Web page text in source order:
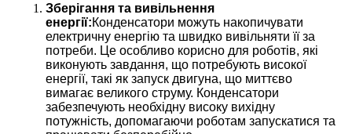
Зберігання та вивільнення
енергії:Конденсатори можуть накопичувати
електричну енергію та швидко вивільняти її за
потреби. Це особливо корисно для роботів, які
виконують завдання, що потребують високої
енергії, такі як запуск двигуна, що миттєво
вимагає великого струму. Конденсатори
забезпечують необхідну високу вихідну
потужність, допомагаючи роботам запускатися та